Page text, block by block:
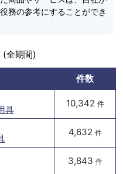
務の参考にすることができ
(全期間)
件数
具
10,342 件
4,632 件
3,843 件